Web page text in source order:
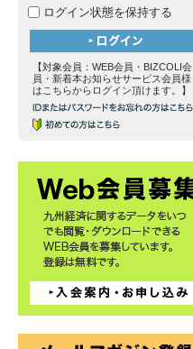
ログイン状態を保持する
【対象会員：WEB会員・BIZCOLI会
員・新着本お知らせサービス会員様
はこちらからログイン頂けます。】